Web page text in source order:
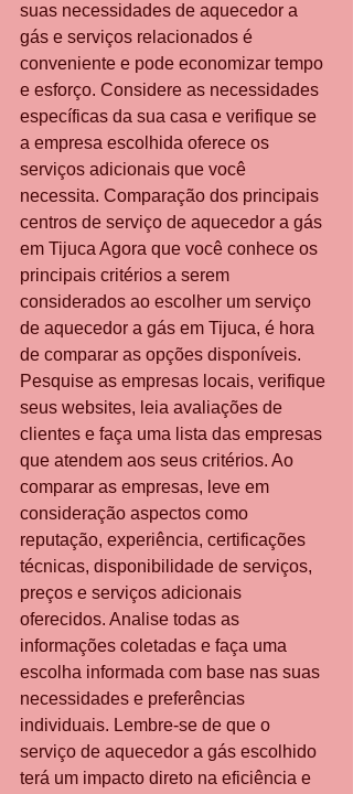
suas necessidades de aquecedor a
gás e serviços relacionados é
conveniente e pode economizar tempo
e esforço. Considere as necessidades
específicas da sua casa e verifique se
a empresa escolhida oferece os
serviços adicionais que você
necessita. Comparação dos principais
centros de serviço de aquecedor a gás
em Tijuca Agora que você conhece os
principais critérios a serem
considerados ao escolher um serviço
de aquecedor a gás em Tijuca, é hora
de comparar as opções disponíveis.
Pesquise as empresas locais, verifique
seus websites, leia avaliações de
clientes e faça uma lista das empresas
que atendem aos seus critérios. Ao
comparar as empresas, leve em
consideração aspectos como
reputação, experiência, certificações
técnicas, disponibilidade de serviços,
preços e serviços adicionais
oferecidos. Analise todas as
informações coletadas e faça uma
escolha informada com base nas suas
necessidades e preferências
individuais. Lembre-se de que o
serviço de aquecedor a gás escolhido
terá um impacto direto na eficiência e